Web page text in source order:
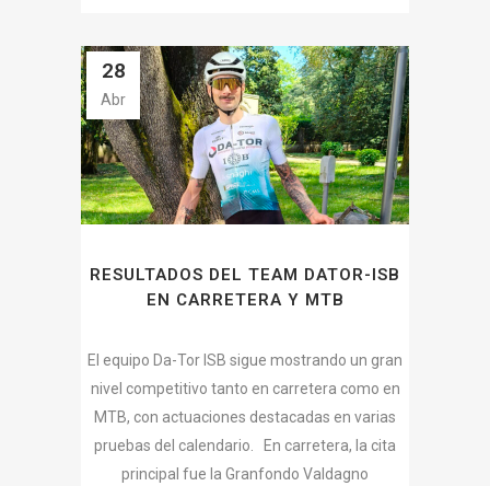
28
Abr
RESULTADOS DEL TEAM DATOR-ISB
EN CARRETERA Y MTB
El equipo Da-Tor ISB sigue mostrando un gran
nivel competitivo tanto en carretera como en
MTB, con actuaciones destacadas en varias
pruebas del calendario. En carretera, la cita
principal fue la Granfondo Valdagno